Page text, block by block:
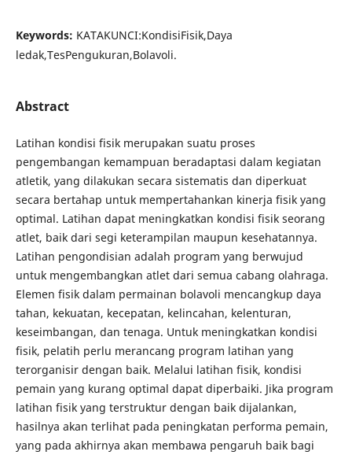
Keywords: KATAKUNCI:KondisiFisik,Daya
ledak,TesPengukuran,Bolavoli.
Abstract
Latihan kondisi fisik merupakan suatu proses
pengembangan kemampuan beradaptasi dalam kegiatan
atletik, yang dilakukan secara sistematis dan diperkuat
secara bertahap untuk mempertahankan kinerja fisik yang
optimal. Latihan dapat meningkatkan kondisi fisik seorang
atlet, baik dari segi keterampilan maupun kesehatannya.
Latihan pengondisian adalah program yang berwujud
untuk mengembangkan atlet dari semua cabang olahraga.
Elemen fisik dalam permainan bolavoli mencangkup daya
tahan, kekuatan, kecepatan, kelincahan, kelenturan,
keseimbangan, dan tenaga. Untuk meningkatkan kondisi
fisik, pelatih perlu merancang program latihan yang
terorganisir dengan baik. Melalui latihan fisik, kondisi
pemain yang kurang optimal dapat diperbaiki. Jika program
latihan fisik yang terstruktur dengan baik dijalankan,
hasilnya akan terlihat pada peningkatan performa pemain,
yang pada akhirnya akan membawa pengaruh baik bagi